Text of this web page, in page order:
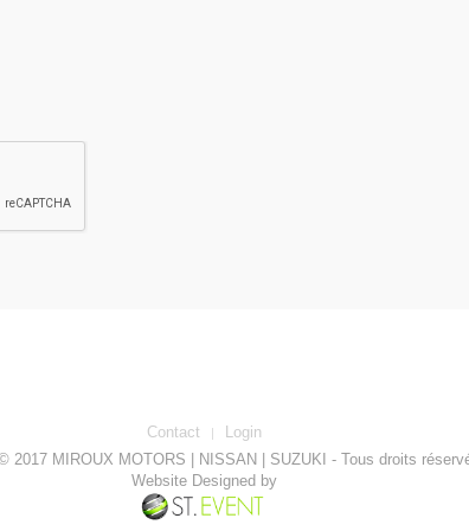
Contact
Login
2017 MIROUX MOTORS | NISSAN | SUZUKI - Tous droits
Website Designed by